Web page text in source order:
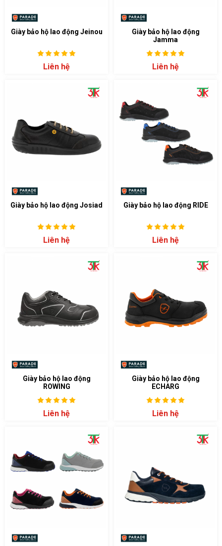
Giày bảo hộ lao động Jeinou
Liên hệ
Giày bảo hộ lao động
Jamma
Liên hệ
Giày bảo hộ lao động Josiad
Liên hệ
Giày bảo hộ lao động RIDE
Liên hệ
Giày bảo hộ lao động
ROWING
Liên hệ
Giày bảo hộ lao động
ECHARG
Liên hệ